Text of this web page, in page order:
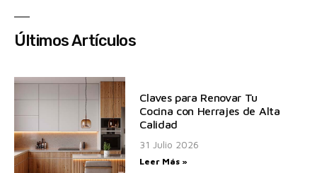
Últimos Artículos
Claves para Renovar Tu
Cocina con Herrajes de Alta
Calidad
31 Julio 2026
Leer Más »